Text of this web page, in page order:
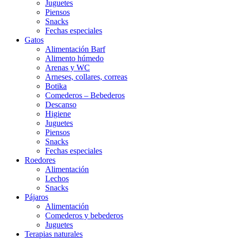
Juguetes
Piensos
Snacks
Fechas especiales
Gatos
Alimentación Barf
Alimento húmedo
Arenas y WC
Arneses, collares, correas
Botika
Comederos – Bebederos
Descanso
Higiene
Juguetes
Piensos
Snacks
Fechas especiales
Roedores
Alimentación
Lechos
Snacks
Pájaros
Alimentación
Comederos y bebederos
Juguetes
Terapias naturales